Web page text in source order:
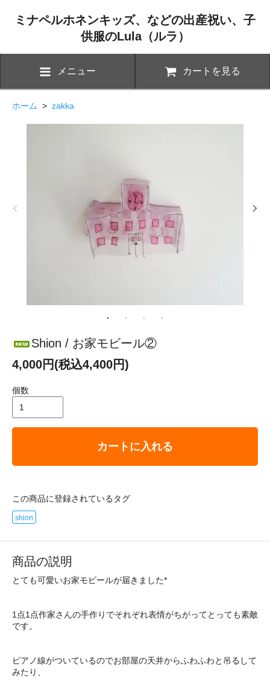
ミナペルホネンキッズ、などの出産祝い、子
供服のLula（ルラ）
メニュー カートを見る
ホーム > zakka
Shion / お家モビール②
4,000円(税込4,400円)
個数
カートに入れる
この商品に登録されているタグ
shion
商品の説明
とても可愛いお家モビールが届きました*
1点1点作家さんの手作りでそれぞれ表情がちがってとっても素敵
です。
ピアノ線がついているのでお部屋の天井からふわふわと吊るして
みたり、